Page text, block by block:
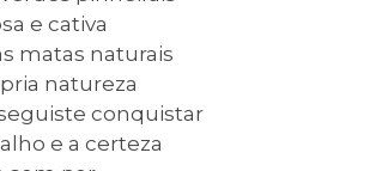
e cativa
matas naturais
natureza
conquistar
e a certeza